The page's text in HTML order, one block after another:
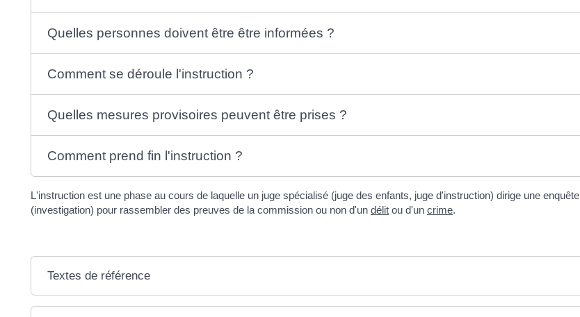
Quelles personnes doivent être être informées ?
Comment se déroule l'instruction ?
Quelles mesures provisoires peuvent être prises ?
Comment prend fin l'instruction ?
L'instruction est une phase au cours de laquelle un juge spécialisé (juge des enfants, juge d'instruction) dirige une enquête
(investigation) pour rassembler des preuves de la commission ou non d'un délit ou d'un crime.
Textes de référence